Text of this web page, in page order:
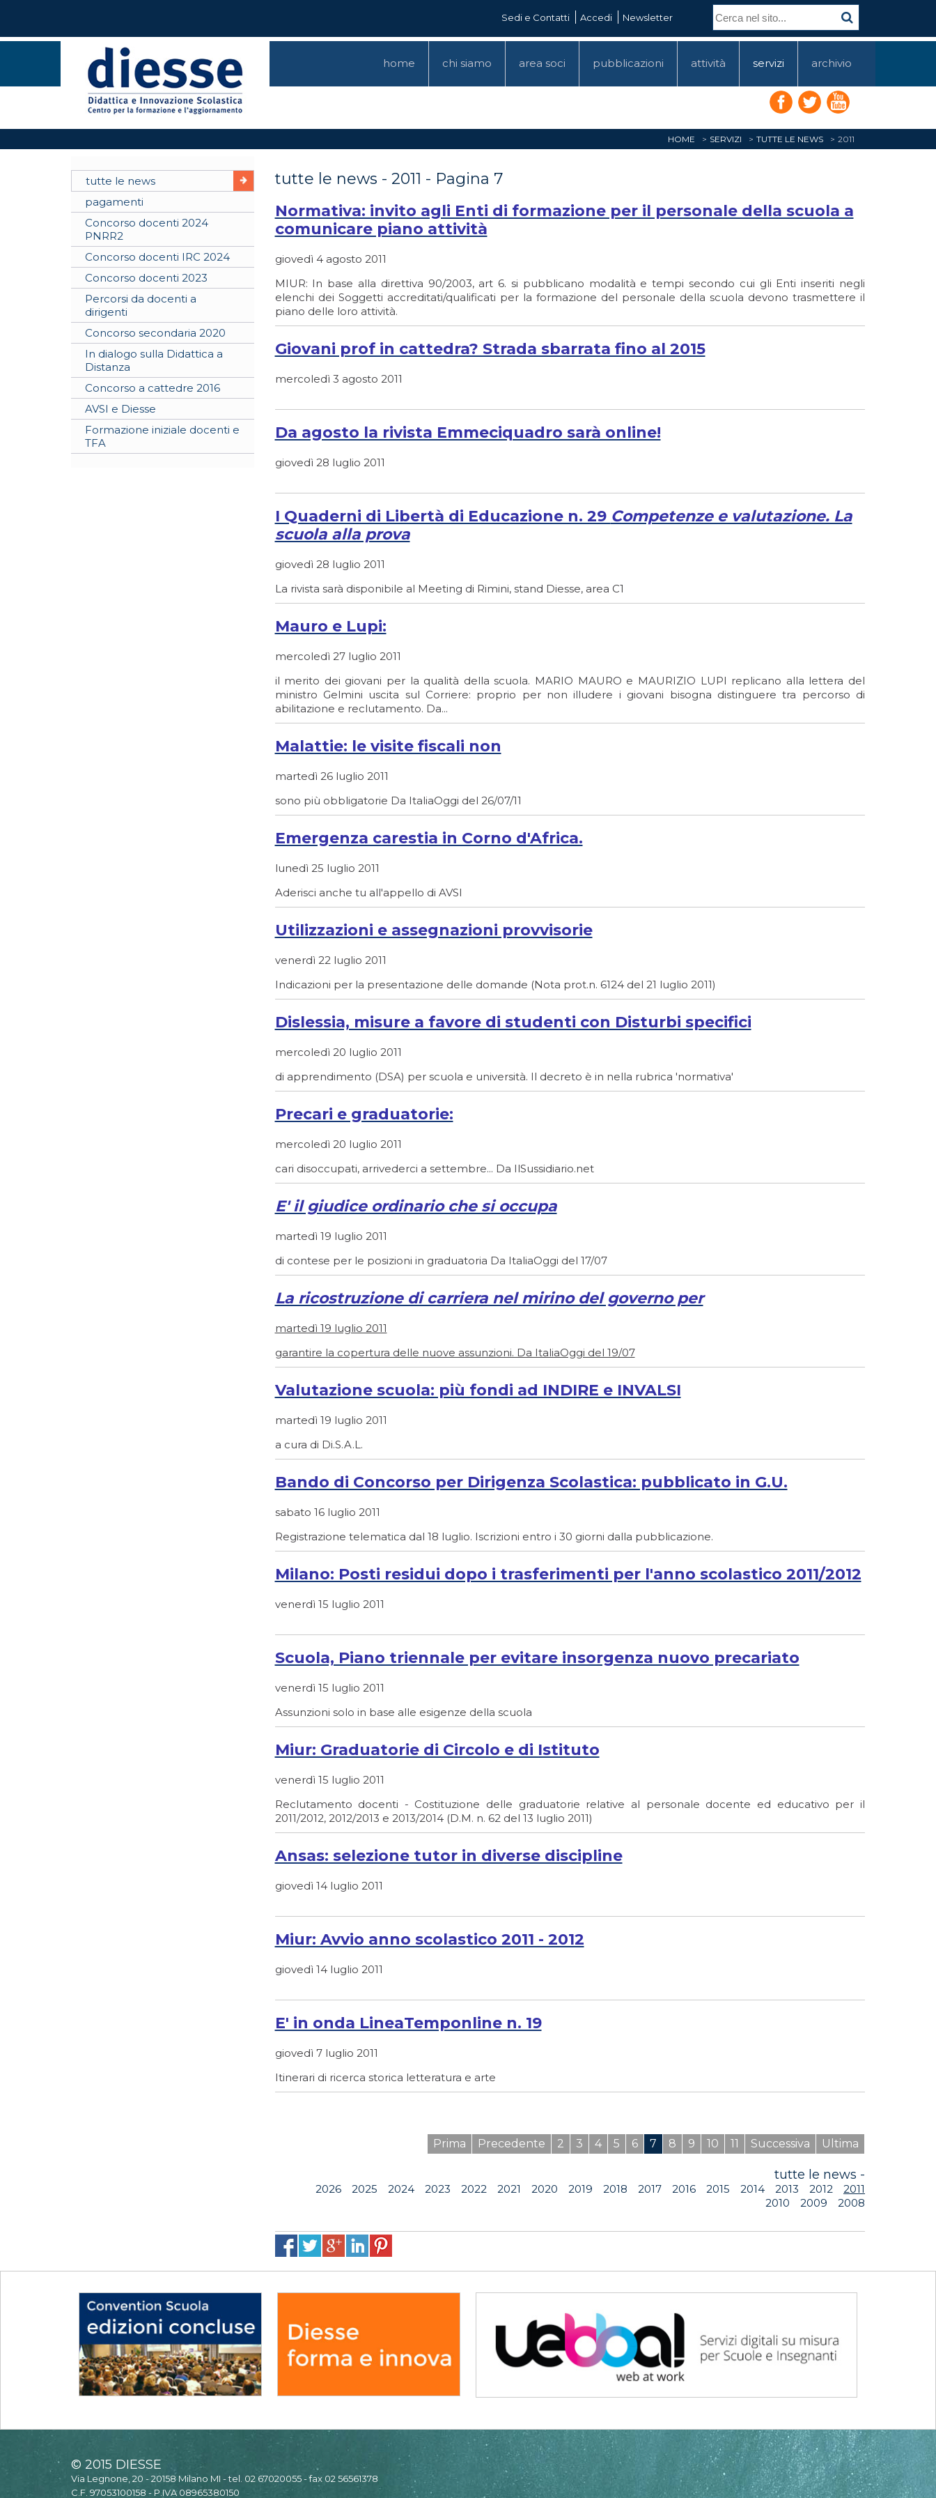
Sedi e Contatti Accedi Newsletter
home chi siamo area soci pubblicazioni attività servizi archivio
HOME SERVIZI TUTTE LE NEWS 2011
tutte le news
pagamenti
Concorso docenti 2024
PNRR2
Concorso docenti IRC 2024
Concorso docenti 2023
Percorsi da docenti a
dirigenti
Concorso secondaria 2020
In dialogo sulla Didattica a
Distanza
Concorso a cattedre 2016
AVSI e Diesse
Formazione iniziale docenti e
TFA
tutte le news - 2011 - Pagina 7
Normativa: invito agli Enti di formazione per il personale della scuola a
comunicare piano attività
giovedì 4 agosto 2011
MIUR: In base alla direttiva 90/2003, art 6. si pubblicano modalità e tempi secondo cui gli Enti inseriti negli
elenchi dei Soggetti accreditati/qualificati per la formazione del personale della scuola devono trasmettere il
piano delle loro attività.
Giovani prof in cattedra? Strada sbarrata fino al 2015
mercoledì 3 agosto 2011
Da agosto la rivista Emmeciquadro sarà online!
giovedì 28 luglio 2011
I Quaderni di Libertà di Educazione n. 29 Competenze e valutazione. La
scuola alla prova
giovedì 28 luglio 2011
La rivista sarà disponibile al Meeting di Rimini, stand Diesse, area C1
Mauro e Lupi:
mercoledì 27 luglio 2011
il merito dei giovani per la qualità della scuola. MARIO MAURO e MAURIZIO LUPI replicano alla lettera del
ministro Gelmini uscita sul Corriere: proprio per non illudere i giovani bisogna distinguere tra percorso di
abilitazione e reclutamento. Da...
Malattie: le visite fiscali non
martedì 26 luglio 2011
sono più obbligatorie Da ItaliaOggi del 26/07/11
Emergenza carestia in Corno d'Africa.
lunedì 25 luglio 2011
Aderisci anche tu all'appello di AVSI
Utilizzazioni e assegnazioni provvisorie
venerdì 22 luglio 2011
Indicazioni per la presentazione delle domande (Nota prot.n. 6124 del 21 luglio 2011)
Dislessia, misure a favore di studenti con Disturbi specifici
mercoledì 20 luglio 2011
di apprendimento (DSA) per scuola e università. Il decreto è in nella rubrica 'normativa'
Precari e graduatorie:
mercoledì 20 luglio 2011
cari disoccupati, arrivederci a settembre... Da IlSussidiario.net
E' il giudice ordinario che si occupa
martedì 19 luglio 2011
di contese per le posizioni in graduatoria Da ItaliaOggi del 17/07
La ricostruzione di carriera nel mirino del governo per
martedì 19 luglio 2011
garantire la copertura delle nuove assunzioni. Da ItaliaOggi del 19/07
Valutazione scuola: più fondi ad INDIRE e INVALSI
martedì 19 luglio 2011
a cura di Di.S.A.L.
Bando di Concorso per Dirigenza Scolastica: pubblicato in G.U.
sabato 16 luglio 2011
Registrazione telematica dal 18 luglio. Iscrizioni entro i 30 giorni dalla pubblicazione.
Milano: Posti residui dopo i trasferimenti per l'anno scolastico 2011/2012
venerdì 15 luglio 2011
Scuola, Piano triennale per evitare insorgenza nuovo precariato
venerdì 15 luglio 2011
Assunzioni solo in base alle esigenze della scuola
Miur: Graduatorie di Circolo e di Istituto
venerdì 15 luglio 2011
Reclutamento docenti - Costituzione delle graduatorie relative al personale docente ed educativo per il
2011/2012, 2012/2013 e 2013/2014 (D.M. n. 62 del 13 luglio 2011)
Ansas: selezione tutor in diverse discipline
giovedì 14 luglio 2011
Miur: Avvio anno scolastico 2011 - 2012
giovedì 14 luglio 2011
E' in onda LineaTemponline n. 19
giovedì 7 luglio 2011
Itinerari di ricerca storica letteratura e arte
Prima Precedente 2 3 4 5 6 7 8 9 10 11 Successiva Ultima
tutte le news -
2026 2025 2024 2023 2022 2021 2020 2019 2018 2017 2016 2015 2014 2013 2012
2011
2010
2009 2008
© 2015 DIESSE
Via Legnone, 20 - 20158 Milano MI - tel. 02 67020055 - fax 02 56561378
C.F. 97053100158 - P.IVA 08965380150